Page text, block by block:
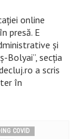
online
presă. E
și
Bolyai”, secția
a scris
în
COVID